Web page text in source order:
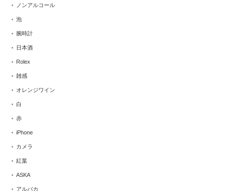
ノンアルコール
泡
腕時計
日本酒
Rolex
雑感
オレンジワイン
白
赤
iPhone
カメラ
紅葉
ASKA
アルパカ